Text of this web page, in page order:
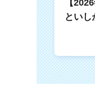
【
といし